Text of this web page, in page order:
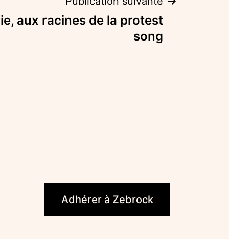
aux racines de la protest
song
Adhérer à Zebrock